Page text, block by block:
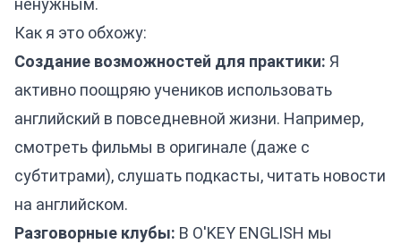
ненужным.
Как я это обхожу:
Создание возможностей для практики: Я
активно поощряю учеников использовать
английский в повседневной жизни. Например,
смотреть фильмы в оригинале (даже с
субтитрами), слушать подкасты, читать новости
на английском.
Разговорные клубы: В O'KEY ENGLISH мы